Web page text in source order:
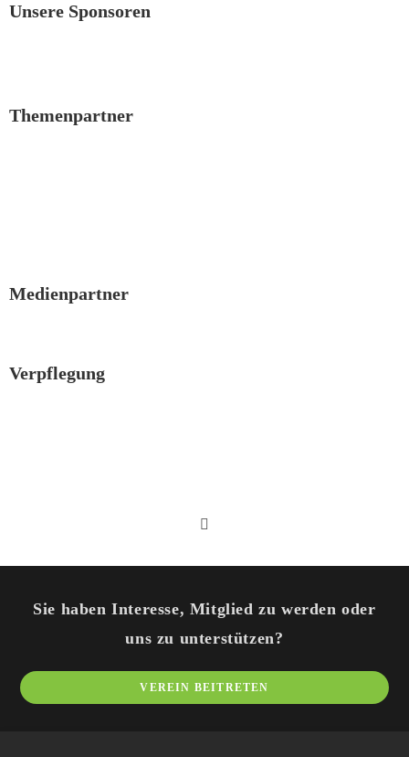
Unsere Sponsoren
Themenpartner
Medienpartner
Verpflegung
Sie haben Interesse, Mitglied zu werden oder
uns zu unterstützen?
VEREIN BEITRETEN